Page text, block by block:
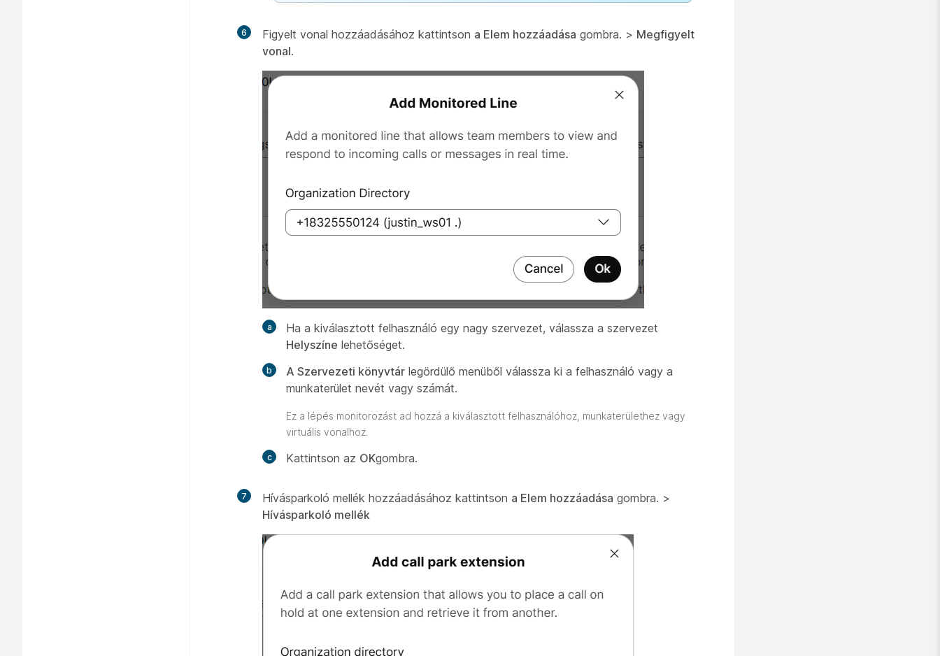
6 Figyelt vonal hozzáadásához kattintson a Elem hozzáadása gombra. > Megfigyelt
vonal.
Ha a kiválasztott felhasználó egy nagy szervezet, válassza a szervezet
Helyszíne lehetőséget.
A Szervezeti könyvtár legördülő menüből válassza ki a felhasználó vagy a
munkaterület nevét vagy számát.
Ez a lépés monitorozást ad hozzá a kiválasztott felhasználóhoz, munkaterülethez vagy
virtuális vonalhoz.
Kattintson az OKgombra.
7 Hívásparkoló mellék hozzáadásához kattintson a Elem hozzáadása gombra. >
Hívásparkoló mellék